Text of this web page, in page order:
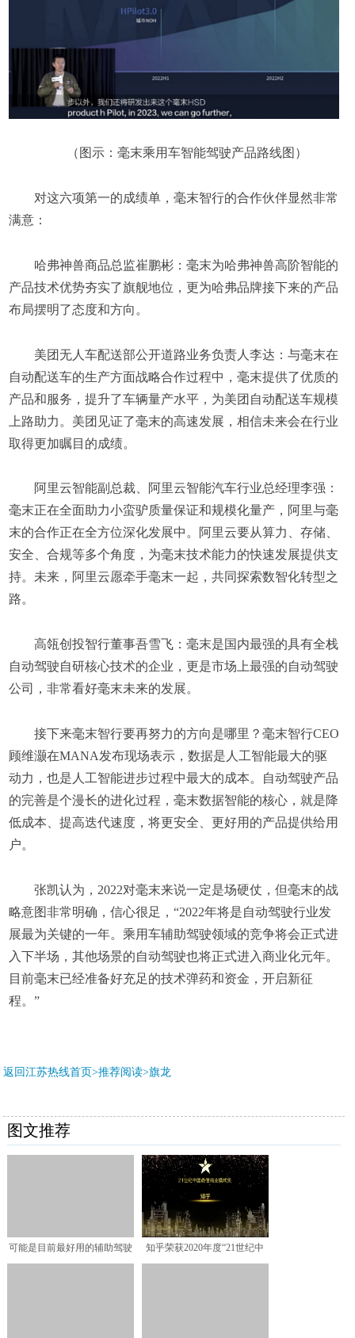
（图示：毫末乘用车智能驾驶产品路线图）
对这六项第一的成绩单，毫末智行的合作伙伴显然非常
满意：
哈弗神兽商品总监崔鹏彬：毫末为哈弗神兽高阶智能的
产品技术优势夯实了旗舰地位，更为哈弗品牌接下来的产品
布局摆明了态度和方向。
美团无人车配送部公开道路业务负责人李达：与毫末在
自动配送车的生产方面战略合作过程中，毫末提供了优质的
产品和服务，提升了车辆量产水平，为美团自动配送车规模
上路助力。美团见证了毫末的高速发展，相信未来会在行业
取得更加瞩目的成绩。
阿里云智能副总裁、阿里云智能汽车行业总经理李强：
毫末正在全面助力小蛮驴质量保证和规模化量产，阿里与毫
末的合作正在全方位深化发展中。阿里云要从算力、存储、
安全、合规等多个角度，为毫末技术能力的快速发展提供支
持。未来，阿里云愿牵手毫末一起，共同探索数智化转型之
路。
高瓴创投智行董事吾雪飞：毫末是国内最强的具有全栈
自动驾驶自研核心技术的企业，更是市场上最强的自动驾驶
公司，非常看好毫末未来的发展。
接下来毫末智行要再努力的方向是哪里？毫末智行CEO
顾维灏在MANA发布现场表示，数据是人工智能最大的驱
动力，也是人工智能进步过程中最大的成本。自动驾驶产品
的完善是个漫长的进化过程，毫末数据智能的核心，就是降
低成本、提高迭代速度，将更安全、更好用的产品提供给用
户。
张凯认为，2022对毫末来说一定是场硬仗，但毫末的战
略意图非常明确，信心很足，“2022年将是自动驾驶行业发
展最为关键的一年。乘用车辅助驾驶领域的竞争将会正式进
入下半场，其他场景的自动驾驶也将正式进入商业化元年。
目前毫末已经准备好充足的技术弹药和资金，开启新征
程。”
返回江苏热线首页>推荐阅读>旗龙
图文推荐
可能是目前最好用的辅助驾驶
知乎荣获2020年度“21世纪中